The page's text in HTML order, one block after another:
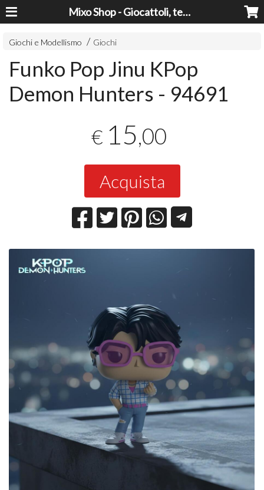
Mixo Shop - Giocattoli, tecnologia, casa e giardino a prezzi super!
Giochi e Modellismo Giochi
Funko Pop Jinu KPop
Demon Hunters - 94691
€ 15,00
Acquista